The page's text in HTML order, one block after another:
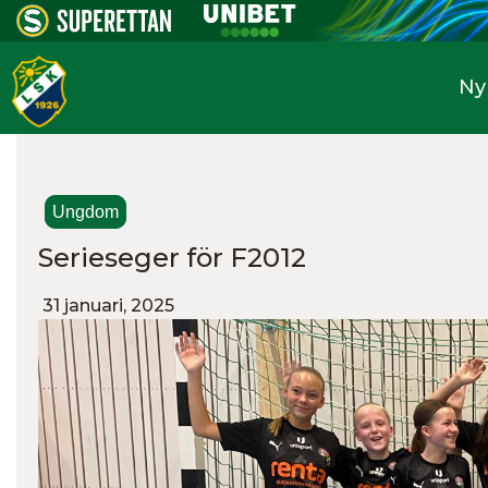
Ungdom
Serieseger för F2012
31 januari, 2025